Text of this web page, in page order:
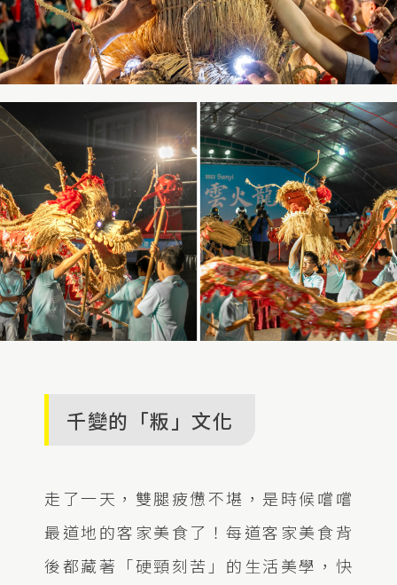
千變的「粄」文化
走了一天，雙腿疲憊不堪，是時候嚐嚐
最道地的客家美食了！每道客家美食背
後都藏著「硬頸刻苦」的生活美學，快